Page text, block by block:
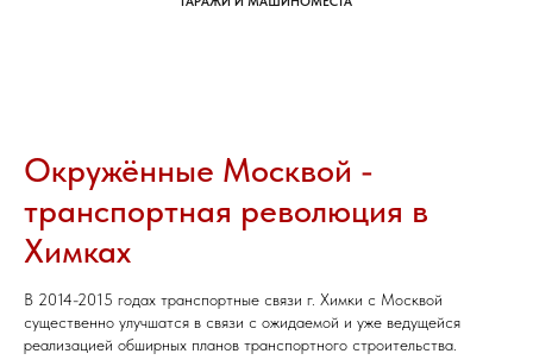
Окружённые Москвой -
транспортная революция в
Химках
В 2014-2015 годах транспортные связи г. Химки с Москвой
существенно улучшатся в связи с ожидаемой и уже ведущейся
реализацией обширных планов транспортного строительства.